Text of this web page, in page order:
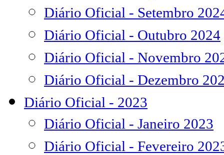
Diário Oficial - Setembro
Diário Oficial - Outubro 2024
Diário Oficial - Novembro
Diário Oficial - Dezembro
Diário Oficial - 2023
Diário Oficial - Janeiro 2023
Diário Oficial - Fevereiro